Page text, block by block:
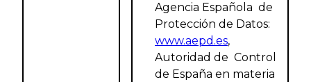
Agencia Española de
Protección de Datos:
www.aepd.es,
Autoridad de Control
de España en materia